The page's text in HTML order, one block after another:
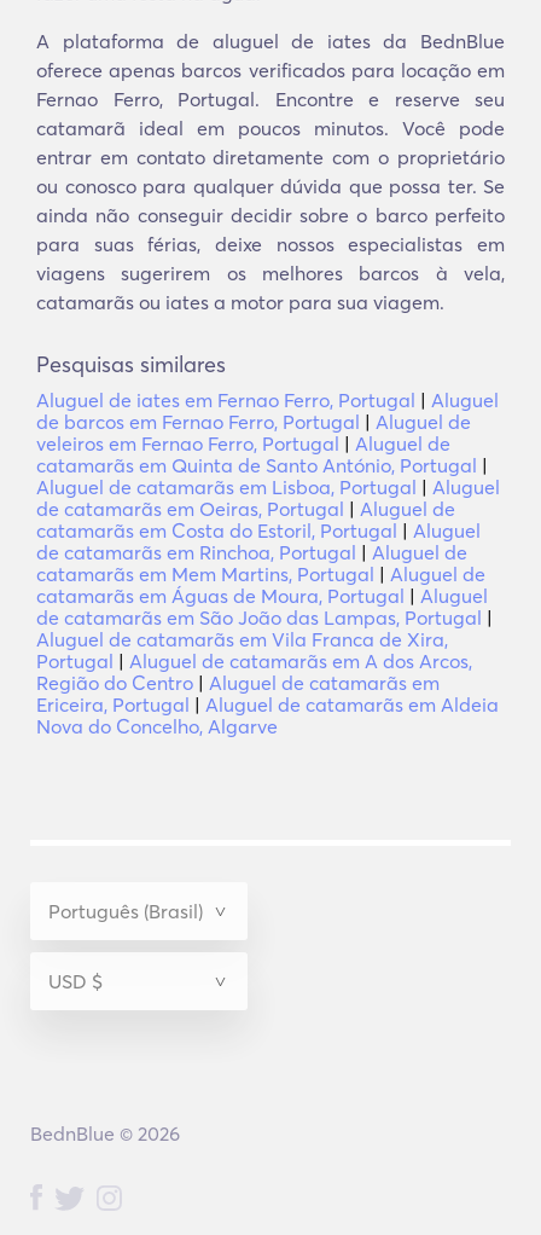
A plataforma de aluguel de iates da BednBlue
oferece apenas barcos verificados para locação em
Fernao Ferro, Portugal. Encontre e reserve seu
catamarã ideal em poucos minutos. Você pode
entrar em contato diretamente com o proprietário
ou conosco para qualquer dúvida que possa ter. Se
ainda não conseguir decidir sobre o barco perfeito
para suas férias, deixe nossos especialistas em
viagens sugerirem os melhores barcos à vela,
catamarãs ou iates a motor para sua viagem.
Pesquisas similares
Aluguel de iates em Fernao Ferro, Portugal | Aluguel
de barcos em Fernao Ferro, Portugal | Aluguel de
veleiros em Fernao Ferro, Portugal | Aluguel de
catamarãs em Quinta de Santo António, Portugal |
Aluguel de catamarãs em Lisboa, Portugal | Aluguel
de catamarãs em Oeiras, Portugal | Aluguel de
catamarãs em Costa do Estoril, Portugal | Aluguel
de catamarãs em Rinchoa, Portugal | Aluguel de
catamarãs em Mem Martins, Portugal | Aluguel de
catamarãs em Águas de Moura, Portugal | Aluguel
de catamarãs em São João das Lampas, Portugal |
Aluguel de catamarãs em Vila Franca de Xira,
Portugal | Aluguel de catamarãs em A dos Arcos,
Região do Centro | Aluguel de catamarãs em
Ericeira, Portugal | Aluguel de catamarãs em Aldeia
Nova do Concelho, Algarve
BednBlue © 2026